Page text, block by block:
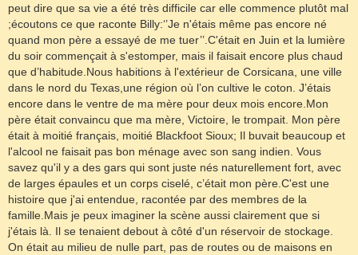
peut dire que sa vie a été très difficile car elle commence plutôt mal
;écoutons ce que raconte Billy:‘’Je n'étais même pas encore né
quand mon père a essayé de me tuer’’.C'était en Juin et la lumière
du soir commençait à s'estomper, mais il faisait encore plus chaud
que d’habitude.Nous habitions à l'extérieur de Corsicana, une ville
dans le nord du Texas,une région où l’on cultive le coton. J’étais
encore dans le ventre de ma mère pour deux mois encore.Mon
père était convaincu que ma mère, Victoire, le trompait. Mon père
était à moitié français, moitié Blackfoot Sioux; Il buvait beaucoup et
l'alcool ne faisait pas bon ménage avec son sang indien. Vous
savez qu'il y a des gars qui sont juste nés naturellement fort, avec
de larges épaules et un corps ciselé, c’était mon père.C'est une
histoire que j'ai entendue, racontée par des membres de la
famille.Mais je peux imaginer la scène aussi clairement que si
j'étais là. Il se tenaient debout à côté d'un réservoir de stockage.
On était au milieu de nulle part, pas de routes ou de maisons en